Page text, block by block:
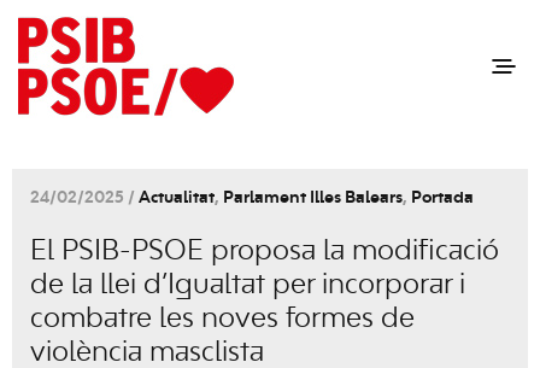
24/02/2025 / Actualitat, Parlament Illes Balears, Portada
El PSIB-PSOE proposa la modificació
de la llei d’Igualtat per incorporar i
combatre les noves formes de
violència masclista